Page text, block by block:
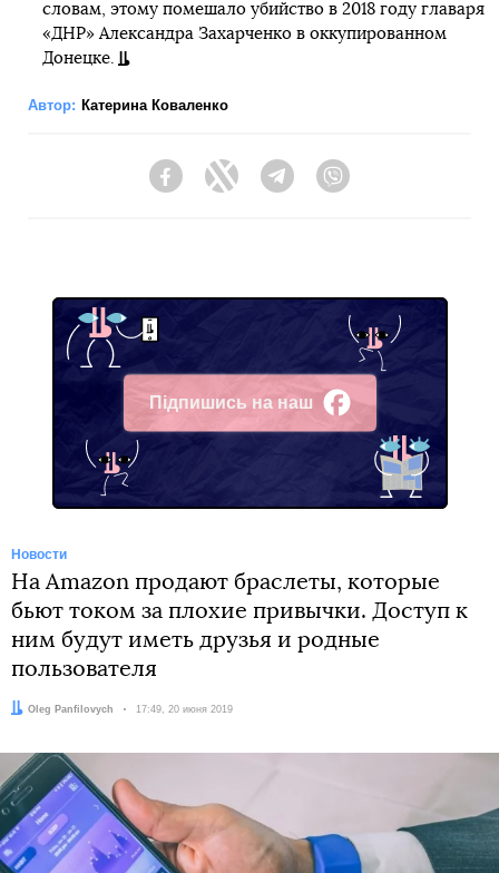
словам, этому помешало убийство в 2018 году главаря
«ДНР» Александра Захарченко в оккупированном
Донецке.
Автор: Катерина Коваленко
FacebookTwitter Telegram
Підпишись на наш
Facebook
Новости
На Amazon продают браслеты, которые
бьют током за плохие привычки. Доступ к
ним будут иметь друзья и родные
пользователя
Автор:
Oleg Panfilovych Дата:
17:49, 20 июня 2019